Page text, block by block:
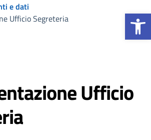
Apri la
e dati
Ufficio Segreteria
Ufficio